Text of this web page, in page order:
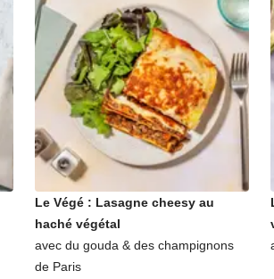
Le Végé : Lasagne cheesy au
haché végétal
avec du gouda & des champignons
de Paris